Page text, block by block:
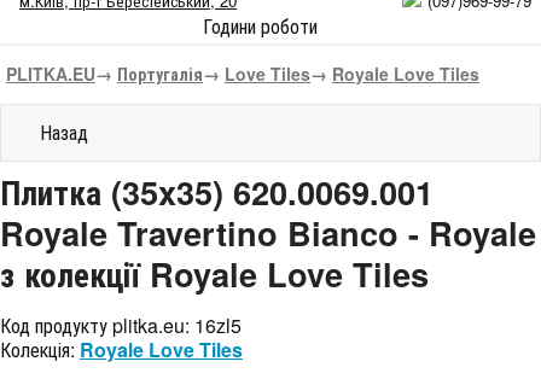
Години роботи
PLITKA.EU→ Португалія→ Love Tiles→ Royale Love Tiles
Назад
Плитка (35x35) 620.0069.001
Royale Travertino Bianco - Royale
з колекції Royale Love Tiles
Код продукту plitka.eu: 16zl5
Колекція: Royale Love Tiles